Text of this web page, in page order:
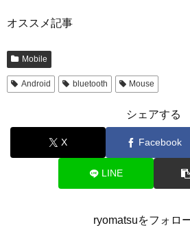
オススメ記事
Mobile
Android bluetooth Mouse
シェアする
X Facebook
LINE
ryomatsuをフォロ